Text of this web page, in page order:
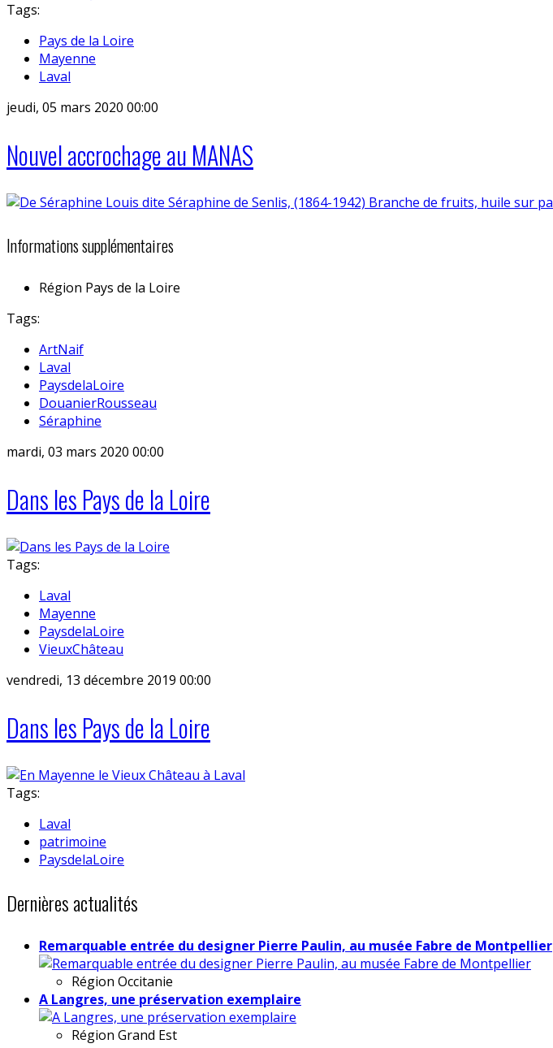
Tags:
Pays de la Loire
Mayenne
Laval
jeudi, 05 mars 2020 00:00
Nouvel accrochage au MANAS
Informations supplémentaires
Région Pays de la Loire
Tags:
ArtNaif
Laval
PaysdelaLoire
DouanierRousseau
Séraphine
mardi, 03 mars 2020 00:00
Dans les Pays de la Loire
Tags:
Laval
Mayenne
PaysdelaLoire
VieuxChâteau
vendredi, 13 décembre 2019 00:00
Dans les Pays de la Loire
Tags:
Laval
patrimoine
PaysdelaLoire
Dernières actualités
Remarquable entrée du designer Pierre Paulin, au musée Fabre de Montpellier
Région Occitanie
A Langres, une préservation exemplaire
Région Grand Est